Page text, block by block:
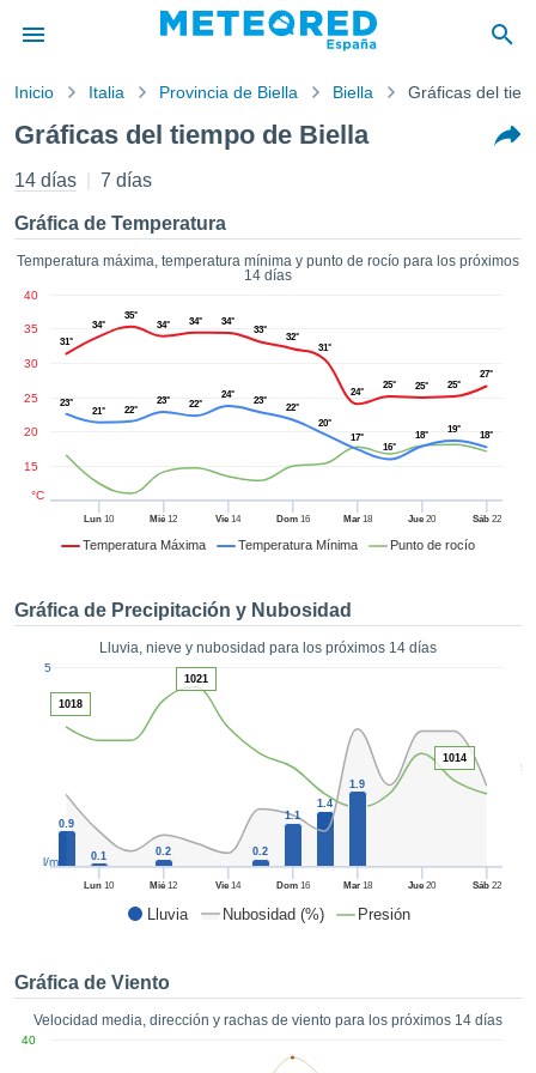
de
por
para
que la
que se
a este
las
y
forma
digital
basada
nuestra
sin coste.
de todas
ya sean
así como
un perfil
para
ACEPTAR
CONTINUAR
CONFIGURACIÓN
Inicio Italia Provincia de Biella Biella Gráficas del
Gráficas del tiempo de Biella
14 días 7 días
Gráfica de Temperatura
Temperatura máxima, temperatura mínima y punto de rocío para los próximos
14 días
Temperatura Máxima Temperatura Mínima Punto de rocío
Lun 10 Mié 12 Vie 14 Dom16 Mar18 Jue 20 Sáb22
15
20
25
30
35
40
°C
31°
34°
35°
34°
34° 34°
33°
32°
31°
24°
25° 25° 25°
27°
23°
21° 22°
23° 22°
24°
23°
22°
20°
17°
16°
18°
19°
18°
Gráfica de Precipitación y Nubosidad
Lluvia, nieve y nubosidad para los próximos 14 días
Lluvia Nubosidad (%) Presión
50
Lun 10 Mié 12 Vie 14 Dom16 Mar18 Jue 20 Sáb22
5
l/m²
0.9
0.1 0.2 0.2
1.1
1.4
1.9
1018
1021
1014
Gráfica de Viento
Velocidad media, dirección y rachas de viento para los próximos 14 días
40